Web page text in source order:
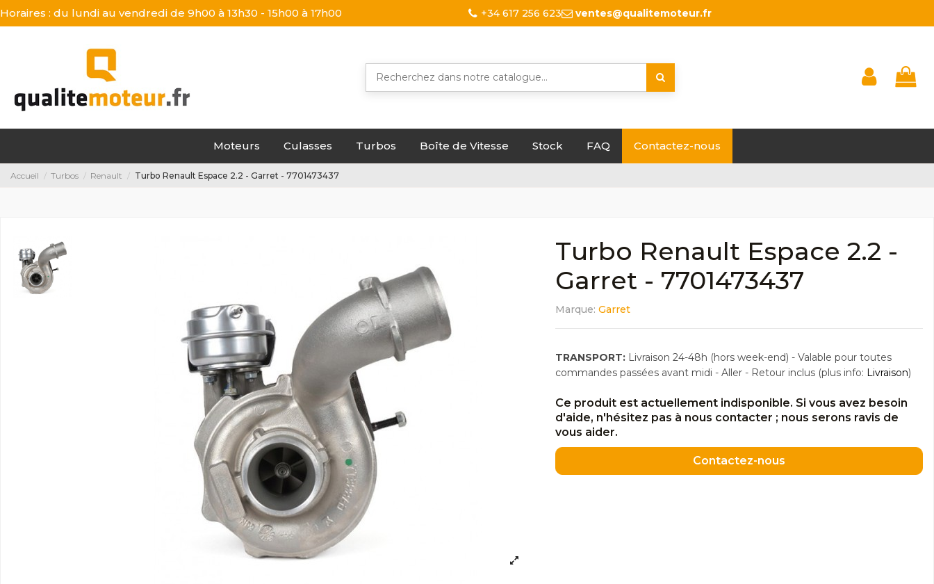
Horaires : du lundi au vendredi de 9h00 à 13h30 - 15h00 à 17h00 +34 617 256 623 ventes@qualitemoteur.fr
Moteurs Culasses Turbos Boîte de Vitesse Stock FAQ Contactez-nous
Accueil Turbos Renault Turbo Renault Espace 2.2 - Garret - 7701473437
Turbo Renault Espace 2.2 -
Garret - 7701473437
Marque: Garret
TRANSPORT: Livraison 24-48h (hors week-end) - Valable pour toutes
commandes passées avant midi - Aller - Retour inclus (plus info: Livraison)
Ce produit est actuellement indisponible. Si vous avez besoin
d'aide, n'hésitez pas à nous contacter ; nous serons ravis de
vous aider.
Contactez-nous